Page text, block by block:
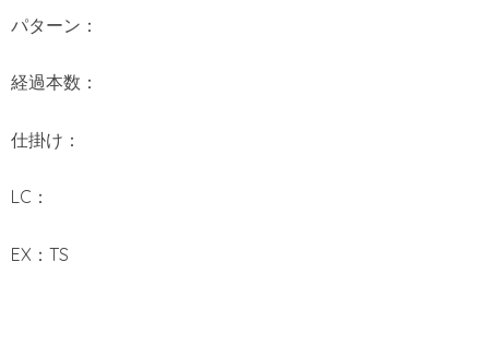
パターン：
経過本数：
仕掛け：
LC：
EX：TS